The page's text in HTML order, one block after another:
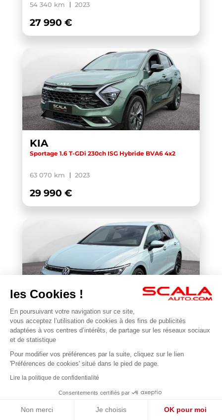
54 340 km 2023
27 990 €
KIA
Sportage 1.6 T-GDi 230ch ISG Hybride BVA6 4x2
63 070 km 2023
29 990 €
VOLKSWAGEN
Golf 1.5 eTSI EVO2 116 DSG7
22 677 km
31 990 €
les Cookies !
En poursuivant votre navigation sur ce site,
vous acceptez l’utilisation de cookies à des fins de publicités
adaptées à vos centres d’intérêts, de partage sur les réseaux sociaux
et de statistique
Pour modifier vos préférences par la suite, cliquez sur le lien
'Préférences de cookies' situé dans le pied de page.
Lire la politique de confidentialité
Consentements certifiés par
Non merci Je choisis OK pour moi
BONJOUR 😊
Je suis en ligne pour répondre à vos questions !